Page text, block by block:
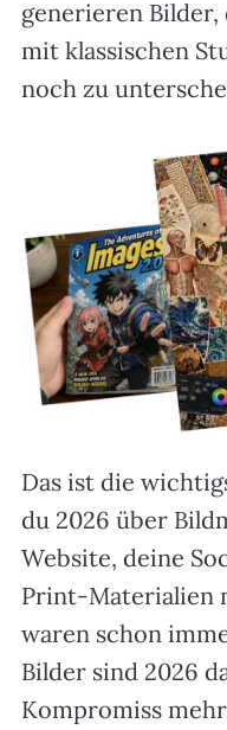
generieren
mit klassischen
noch zu
Das ist die
du 2026 über
Website, deine
Print-Materialien
waren schon
Bilder sind 2026
Kompromiss